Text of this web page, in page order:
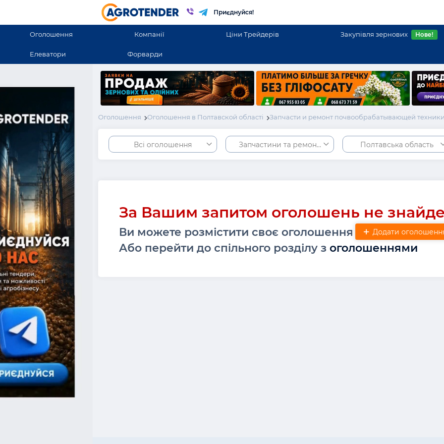
Приєднуйся!
Оголошення Компанії Ціни Трейдерів Закупівля зернових Нове!
Елеватори Форварди
Оголошення Оголошення в Полтавской області Запчасти и ремонт почвообрабатывающей
Всі оголошення Запчастини та ремонт грунтообробної техніки
Полтавська область
За Вашим запитом оголошень не
Ви можете розмістити своє оголошення Додати
Або перейти до спільного розділу з оголошеннями